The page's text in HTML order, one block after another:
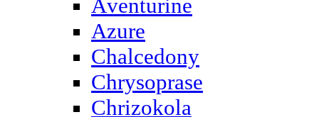
Аventurine
Azure
Chalcedony
Chrysoprase
Chrizokola